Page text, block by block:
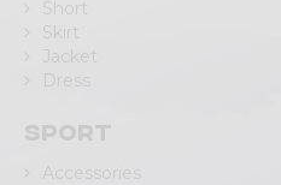
Short
Skirt
Jacket
Dress
Sport
Accessories